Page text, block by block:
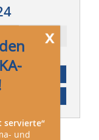
x
servierte“
und